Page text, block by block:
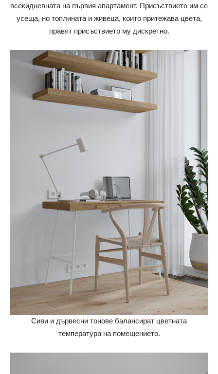
всекидневната на първия апартамент. Присъствието им се
усеща, но топлината и живеца, които притежава цвета,
правят присъствието му дискретно.
Сиви и дървесни тонове балансират цветната
температура на помещението.